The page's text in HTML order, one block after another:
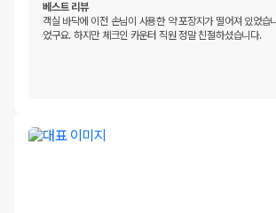
베스트 리뷰
객실 바닥에 이전 손님이 사용한 약 포장지가 떨어져 있었습
었구요. 하지만 체크인 카운터 직원 정말 친절하셨습니다.